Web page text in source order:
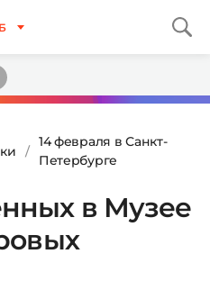
14 февраля в Санкт-
Петербурге
в Музее